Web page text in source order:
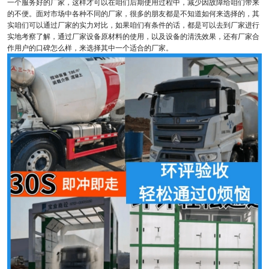
的不便。面对市场中各种不同的厂家，很多的朋友都是不知道如何来选择的，其
实咱们可以通过厂家的实力对比，如果咱们有条件的话，都是可以去到厂家进行
实地考察了解，通过厂家设备原材料的使用，以及设备的清洗效果，还有厂家合
作用户的口碑怎么样，来选择其中一个适合的厂家。